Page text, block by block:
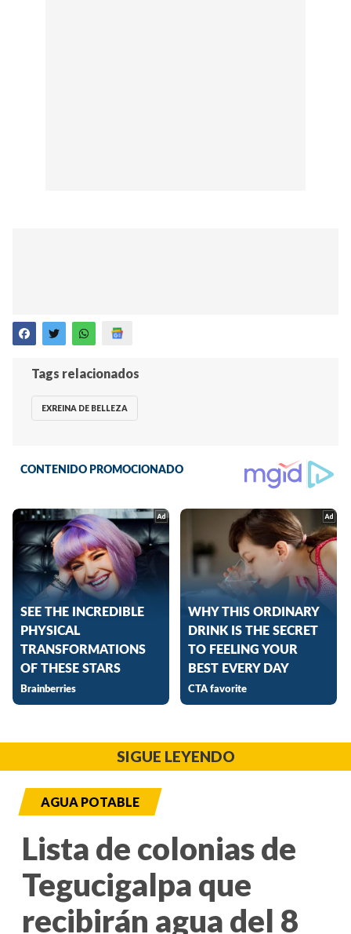
Tags relacionados
EXREINA DE BELLEZA
SIGUE LEYENDO
AGUA POTABLE
Lista de colonias de
Tegucigalpa que
recibirán agua del 8